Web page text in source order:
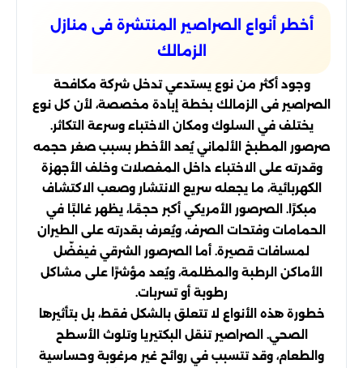
أخطر أنواع الصراصير المنتشرة فى منازل
الزمالك
وجود أكثر من نوع يستدعي تدخل شركة مكافحة
الصراصير فى الزمالك بخطة إبادة مخصصة، لأن كل نوع
يختلف في السلوك ومكان الاختباء وسرعة التكاثر.
صرصور المطبخ الألماني يُعد الأخطر بسبب صغر حجمه
وقدرته على الاختباء داخل المفصلات وخلف الأجهزة
الكهربائية، ما يجعله سريع الانتشار وصعب الاكتشاف
مبكرًا. الصرصور الأمريكي أكبر حجمًا، يظهر غالبًا في
الحمامات وفتحات الصرف، ويُعرف بقدرته على الطيران
لمسافات قصيرة. أما الصرصور الشرقي فيفضّل
الأماكن الرطبة والمظلمة، ويُعد مؤشرًا على مشاكل
رطوبة أو تسربات.
خطورة هذه الأنواع لا تتعلق بالشكل فقط، بل بتأثيرها
الصحي. الصراصير تنقل البكتيريا وتلوث الأسطح
والطعام، وقد تتسبب في روائح غير مرغوبة وحساسية